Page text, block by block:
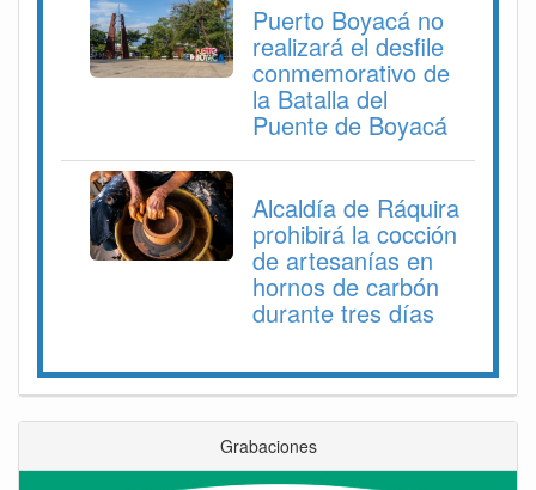
Puerto Boyacá no
realizará el desfile
conmemorativo de
la Batalla del
Puente de Boyacá
Alcaldía de Ráquira
prohibirá la cocción
de artesanías en
hornos de carbón
durante tres días
Grabaciones